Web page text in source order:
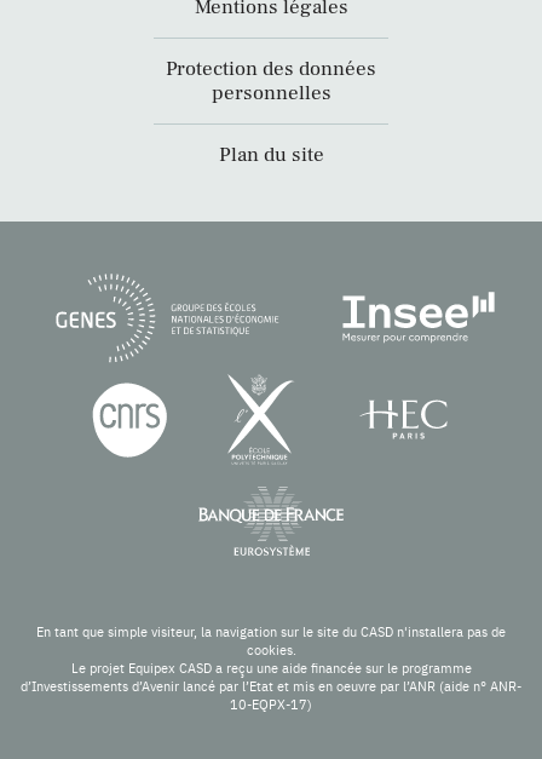
Mentions légales
Protection des données
personnelles
Plan du site
En tant que simple visiteur, la navigation sur le site du CASD n'installera pas de
cookies.
Le projet Equipex CASD a reçu une aide financée sur le programme
d’Investissements d’Avenir lancé par l’Etat et mis en oeuvre par l’ANR (aide n° ANR-
10-EQPX-17)